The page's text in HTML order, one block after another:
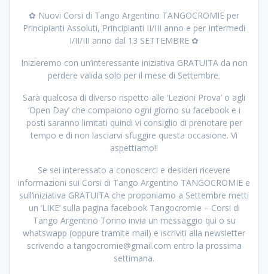
✿ Nuovi Corsi di Tango Argentino TANGOCROMIE per
Principianti Assoluti, Principianti II/III anno e per Intermedi
I/II/III anno dal 13 SETTEMBRE ✿
Inizieremo con un’interessante iniziativa GRATUITA da non
perdere valida solo per il mese di Settembre.
Sarà qualcosa di diverso rispetto alle ‘Lezioni Prova’ o agli
‘Open Day’ che compaiono ogni giorno su facebook e i
posti saranno limitati quindi vi consiglio di prenotare per
tempo e di non lasciarvi sfuggire questa occasione. Vi
aspettiamo!!
Se sei interessato a conoscerci e desideri ricevere
informazioni sui Corsi di Tango Argentino TANGOCROMIE e
sull’iniziativa GRATUITA che proponiamo a Settembre metti
un ‘LIKE’ sulla pagina facebook Tangocromie – Corsi di
Tango Argentino Torino invia un messaggio qui o su
whatswapp (oppure tramite mail) e iscriviti alla newsletter
scrivendo a tangocromie@gmail.com entro la prossima
settimana.